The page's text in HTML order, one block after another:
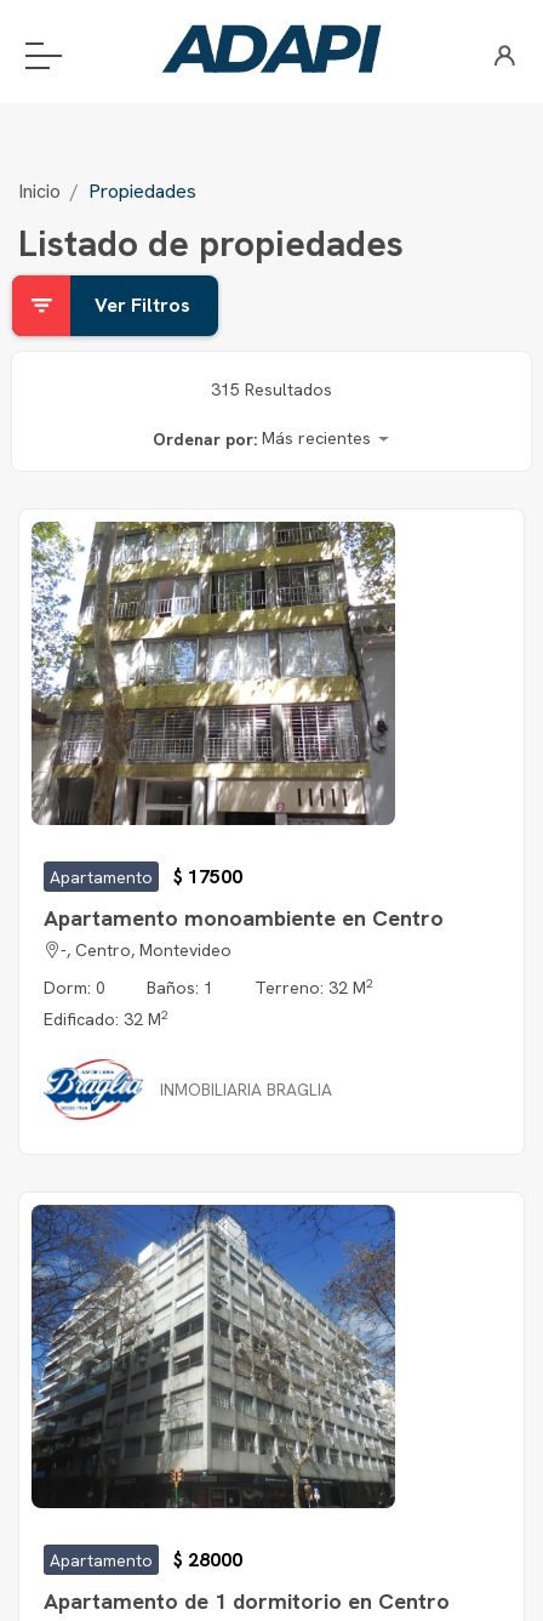
Inicio Propiedades
Listado de propiedades
Ver Filtros
315 Resultados
Ordenar por: Más recientes
Apartamento $ 17500
Apartamento monoambiente en Centro
-, Centro, Montevideo
Dorm: 0
Baños: 1 Terreno: 32 M2
Edificado: 32 M2
INMOBILIARIA BRAGLIA
Apartamento $ 28000
Apartamento de 1 dormitorio en Centro